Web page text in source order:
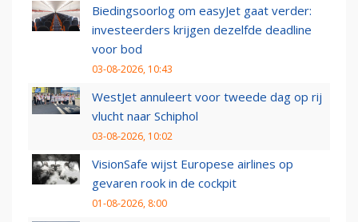
Biedingsoorlog om easyJet gaat verder:
investeerders krijgen dezelfde deadline
voor bod
03-08-2026, 10:43
WestJet annuleert voor tweede dag op rij
vlucht naar Schiphol
03-08-2026, 10:02
VisionSafe wijst Europese airlines op
gevaren rook in de cockpit
01-08-2026, 8:00